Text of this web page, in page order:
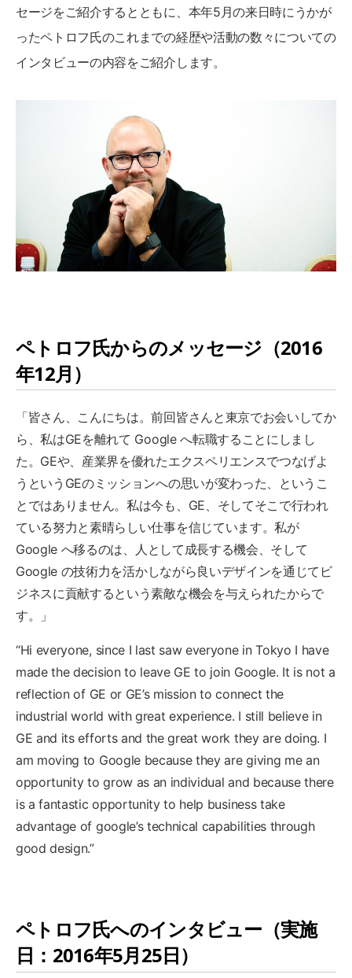
セージをご紹介するとともに、本年5月の来日時にうかが
ったペトロフ氏のこれまでの経歴や活動の数々についての
インタビューの内容をご紹介します。
ペトロフ氏からのメッセージ（2016
年12月）
「皆さん、こんにちは。前回皆さんと東京でお会いしてか
ら、私はGEを離れて Google へ転職することにしまし
た。GEや、産業界を優れたエクスペリエンスでつなげよ
うというGEのミッションへの思いが変わった、というこ
とではありません。私は今も、GE、そしてそこで行われ
ている努力と素晴らしい仕事を信じています。私が
Google へ移るのは、人として成長する機会、そして
Google の技術力を活かしながら良いデザインを通じてビ
ジネスに貢献するという素敵な機会を与えられたからで
す。」
“Hi everyone, since I last saw everyone in Tokyo I have
made the decision to leave GE to join Google. It is not a
reflection of GE or GE’s mission to connect the
industrial world with great experience. I still believe in
GE and its efforts and the great work they are doing. I
am moving to Google because they are giving me an
opportunity to grow as an individual and because there
is a fantastic opportunity to help business take
advantage of google’s technical capabilities through
good design.”
ペトロフ氏へのインタビュー（実施
日：2016年5月25日）